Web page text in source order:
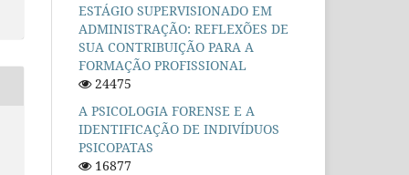
ESTÁGIO SUPERVISIONADO EM
ADMINISTRAÇÃO: REFLEXÕES DE
SUA CONTRIBUIÇÃO PARA A
FORMAÇÃO PROFISSIONAL
24475
A PSICOLOGIA FORENSE E A
IDENTIFICAÇÃO DE INDIVÍDUOS
PSICOPATAS
16877